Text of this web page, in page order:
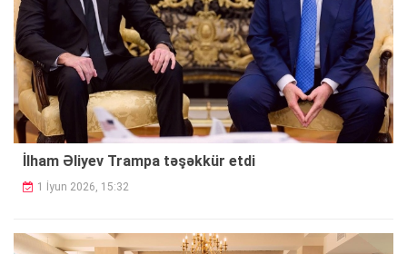
İlham Əliyev Trampa təşəkkür etdi
1 İyun 2026, 15:32